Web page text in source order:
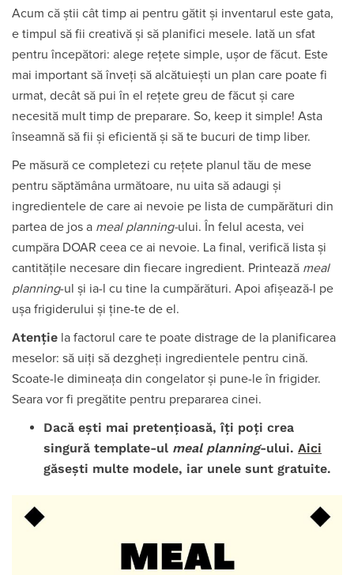
Acum că știi cât timp ai pentru gătit și inventarul este gata,
e timpul să fii creativă și să planifici mesele. Iată un sfat
pentru începători: alege rețete simple, ușor de făcut. Este
mai important să înveți să alcătuiești un plan care poate fi
urmat, decât să pui în el rețete greu de făcut și care
necesită mult timp de preparare. So, keep it simple! Asta
înseamnă să fii și eficientă și să te bucuri de timp liber.
Pe măsură ce completezi cu rețete planul tău de mese
pentru săptămâna următoare, nu uita să adaugi și
ingredientele de care ai nevoie pe lista de cumpărături din
partea de jos a meal planning-ului. În felul acesta, vei
cumpăra DOAR ceea ce ai nevoie. La final, verifică lista și
cantitățile necesare din fiecare ingredient. Printează meal
planning-ul și ia-l cu tine la cumpărături. Apoi afișează-l pe
ușa frigiderului și ține-te de el.
Atenție la factorul care te poate distrage de la planificarea
meselor: să uiți să dezgheți ingredientele pentru cină.
Scoate-le dimineața din congelator și pune-le în frigider.
Seara vor fi pregătite pentru prepararea cinei.
Dacă ești mai pretențioasă, îți poți crea
singură template-ul meal planning-ului. Aici
găsești multe modele, iar unele sunt gratuite.